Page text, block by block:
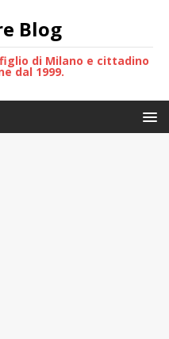
Blog
di Milano e cittadino
dal 1999.